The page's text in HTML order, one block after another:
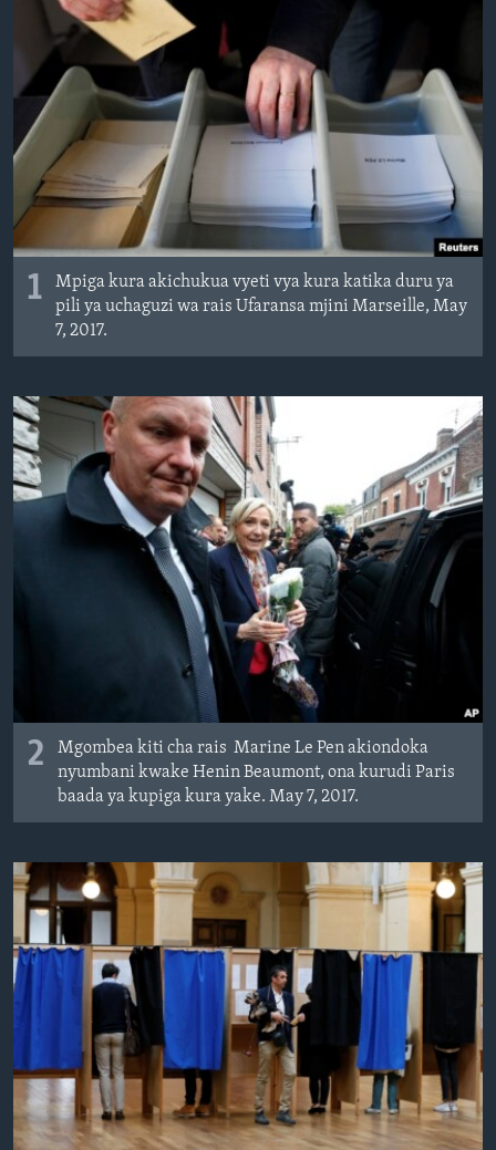
1
Mpiga kura akichukua vyeti vya kura katika duru ya
pili ya uchaguzi wa rais Ufaransa mjini Marseille, May
7, 2017.
2
Mgombea kiti cha rais Marine Le Pen akiondoka
nyumbani kwake Henin Beaumont, ona kurudi Paris
baada ya kupiga kura yake. May 7, 2017.